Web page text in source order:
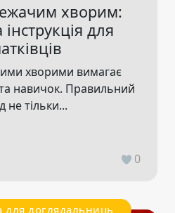
хворим:
для
хворими вимагає
навичок. Правильний
не тільки...
0
для доглядальниць